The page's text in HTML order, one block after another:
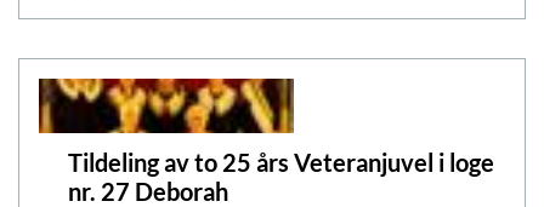
Tildeling av to 25 års Veteranjuvel i loge
nr. 27 Deborah